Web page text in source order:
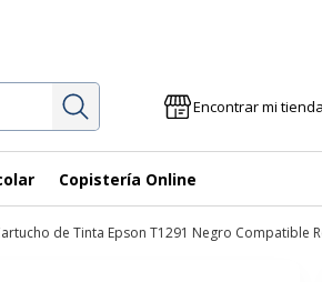
InvestigaciónEncontrar mi tienda
Copistería Online
de Tinta Epson T1291 Negro Compatible